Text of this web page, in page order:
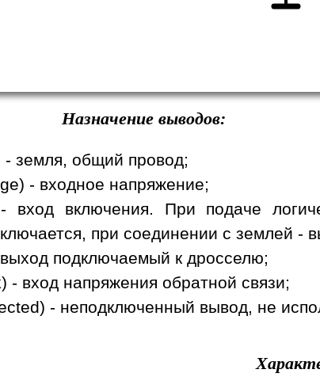
Назначение выводов:
- земля, общий провод;
- входное напряжение;
вход включения. При подаче
при соединении с землей -
подключаемый к дросселю;
- вход напряжения обратной связи;
- неподключенный вывод, не